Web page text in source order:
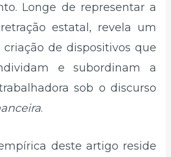
Longe de representar a
estatal, revela um
de dispositivos que
e subordinam a
sob o discurso
.
deste artigo reside